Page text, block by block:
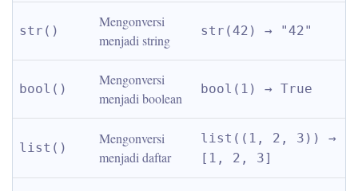
str()
Mengonversi
menjadi string
str(42) → "42"
bool()
Mengonversi
menjadi boolean
bool(1) → True
list()
Mengonversi
menjadi daftar
list((1, 2, 3)) →
[1, 2, 3]